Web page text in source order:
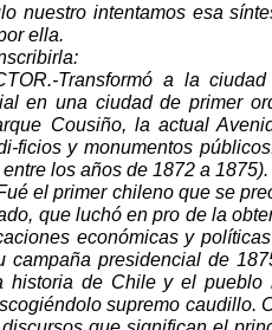
nuestro intentamos esa
ella.
Transformó a la
en una ciudad de primer
Cousiño, la actual
ficios y monumentos
los años de 1872 a 1875).
el primer chileno que se
que luchó en pro de la
económicas y
campaña presidencial de
historia de Chile y el
supremo caudillo.